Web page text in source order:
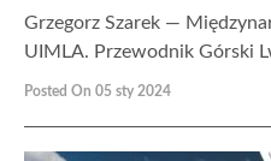
Grzegorz Szarek —
UIMLA. Przewodnik Górski
Posted On 05 sty 2024